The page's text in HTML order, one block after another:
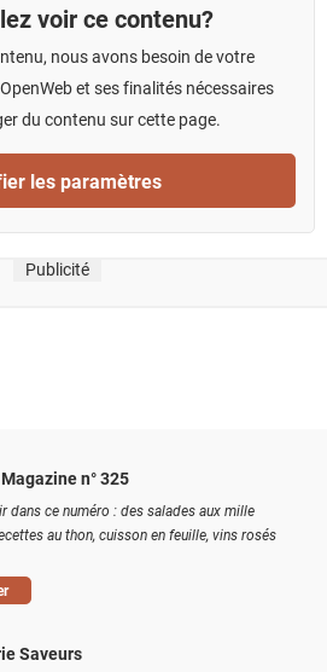
voir ce contenu?
nous avons besoin de votre
et ses finalités nécessaires
du contenu sur cette page.
les paramètres
Publicité
n° 325
dans ce numéro : des salades aux mille
au thon, cuisson en feuille, vins rosés
Saveurs